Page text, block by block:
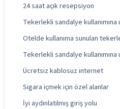
24 saat açık resepsiyon
Tekerlekli sandalye kullanımına
Otelde kullanıma sunulan
Tekerlekli sandalye
Ücretsiz kablosuz internet
Sigara içmek için özel alanlar
İyi aydınlatılmış giriş yolu